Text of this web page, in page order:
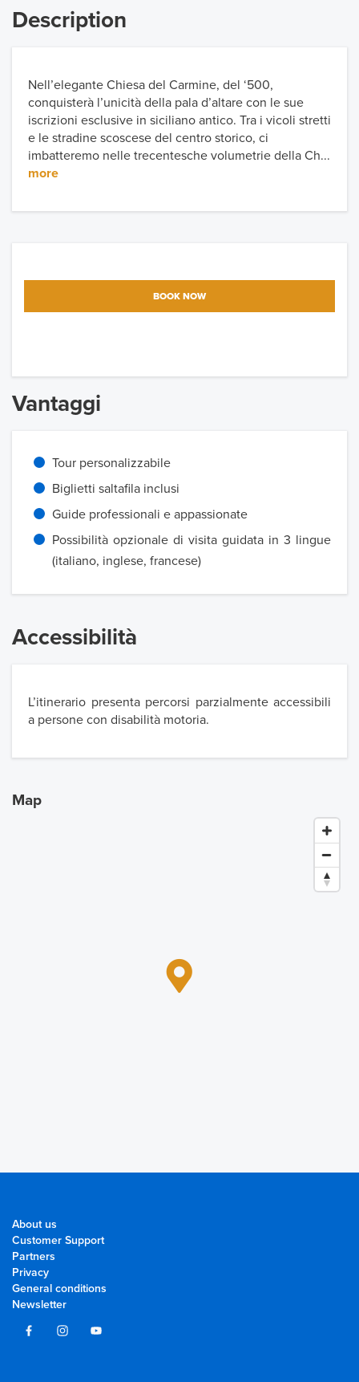
Description
Nell’elegante Chiesa del Carmine, del ‘500,
conquisterà l’unicità della pala d’altare con le sue
iscrizioni esclusive in siciliano antico. Tra i vicoli stretti
e le stradine scoscese del centro storico, ci
imbatteremo nelle trecentesche volumetrie della Ch...
more
BOOK NOW
Vantaggi
Tour personalizzabile
Biglietti saltafila inclusi
Guide professionali e appassionate
Possibilità opzionale di visita guidata in 3 lingue
(italiano, inglese, francese)
Accessibilità
L’itinerario presenta percorsi parzialmente accessibili
a persone con disabilità motoria.
Map
About us
Customer Support
Partners
Privacy
General conditions
Newsletter